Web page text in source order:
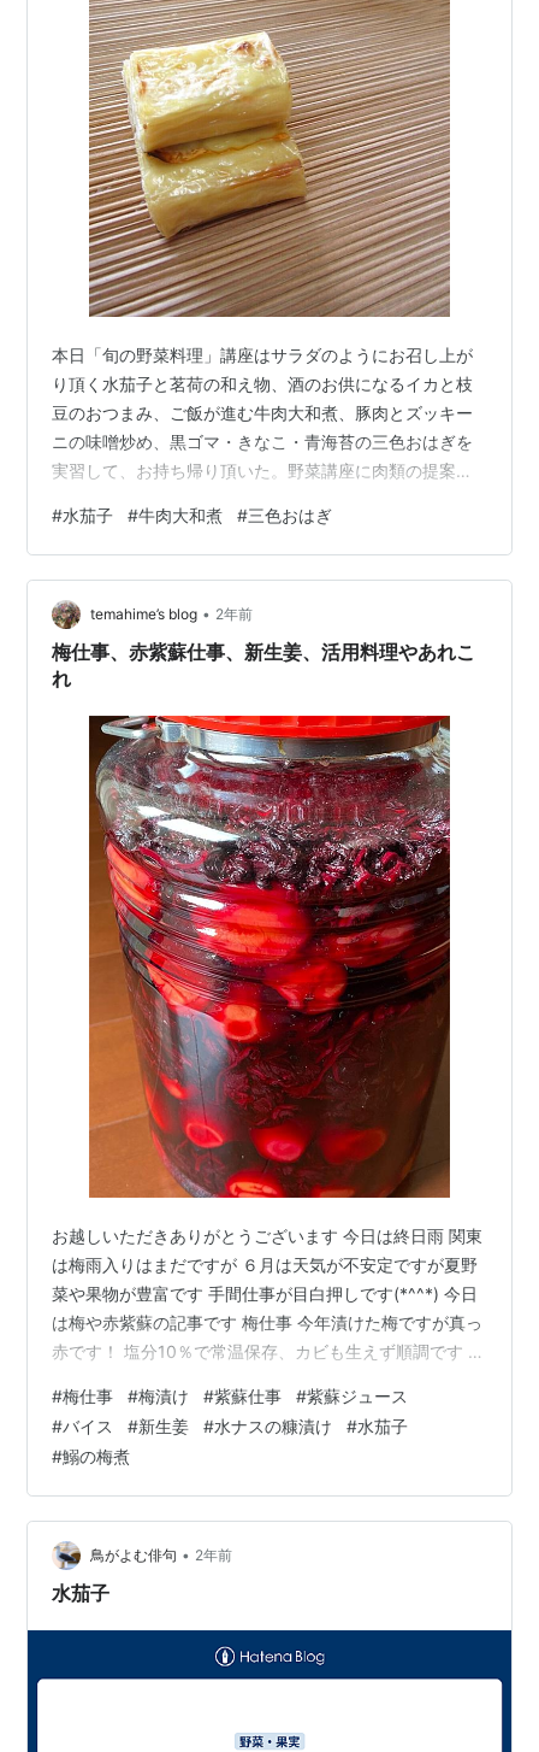
本日「旬の野菜料理」講座はサラダのようにお召し上が
り頂く水茄子と茗荷の和え物、酒のお供になるイカと枝
豆のおつまみ、ご飯が進む牛肉大和煮、豚肉とズッキー
ニの味噌炒め、黒ゴマ・きなこ・青海苔の三色おはぎを
実習して、お持ち帰り頂いた。野菜講座に肉類の提案が
習しますね。これから始まる夕刻クラスも順調に進みま
すように。旬の野菜料理はお持ち帰りで写真がなくて、
載せたのは先週茶懐石講座の八寸、秋刀魚博多押しと焼
き湯葉。では、また明日！食`の講座 ＦＬＵＳＨ
https://flush91chakaiseki.jp/ 個人レッスン専用サイト
https://f…
#水茄子 #牛肉大和煮 #三色おはぎ
temahime’s blog • 2年前
梅仕事、赤紫蘇仕事、新生姜、活用料理やあれこ
れ
お越しいただきありがとうございます 今日は終日雨 関東
は梅雨入りはまだですが ６月は天気が不安定ですが夏野
菜や果物が豊富です 手間仕事が目白押しです(*^^*) 今日
は梅や赤紫蘇の記事です 梅仕事 今年漬けた梅ですが真っ
赤です！ 塩分10％で常温保存、カビも生えず順調です 今
く、実の付き方が少なかったようです 加えて和歌山の南
高梅の産地ではヒョウが降って梅の実にキズがついてし
まったそうです 私が買った梅にはそのお断りメモがつい
ていました 表面に少しキズがついた梅を減塩（10％）で
漬けました はっきり言って問題ありませーん ヘタを取っ
てきれいに洗…
#梅仕事 #梅漬け #紫蘇仕事 #紫蘇ジュース
#バイス #新生姜 #水ナスの糠漬け #水茄子
#鰯の梅煮
鳥がよむ俳句 • 2年前
水茄子